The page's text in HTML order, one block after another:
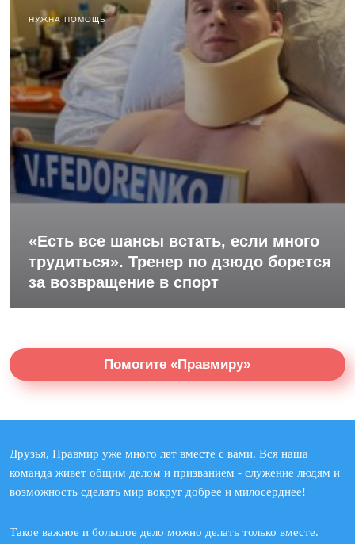
НУЖНА ПОМОЩЬ
«Есть все шансы встать, если много
трудиться». Тренер по дзюдо борется
за возвращение в спорт
Помогите «Правмиру»
Друзья, Правмир уже много лет вместе с вами. Вся наша
команда живет общим делом и призванием - служение людям и
возможность сделать мир вокруг добрее и милосерднее!
Такое важное и большое дело можно делать только вместе.